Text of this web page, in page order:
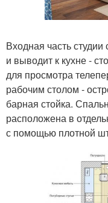
Входная часть
и выводит к кухне -
для просмотра
рабочим столом -
барная стойка.
расположена в
с помощью плотной